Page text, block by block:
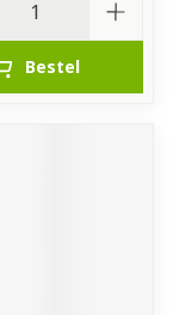
Bestel